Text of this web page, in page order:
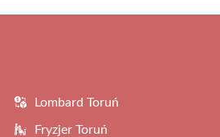
Lombard Toruń
Fryzjer Toruń